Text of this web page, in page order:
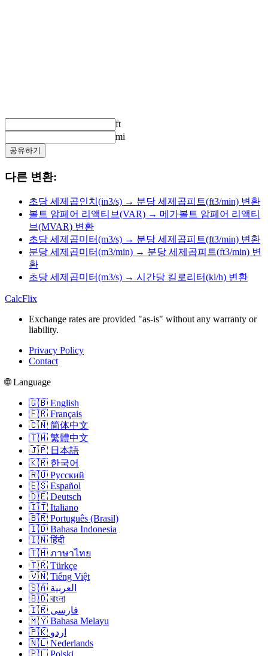
ft
mi
공유하기
다른 변환:
초당 세제곱인치(in3/s) → 분당 세제곱피트(ft3/min) 변환
볼트 암페어 리액티브(VAR) → 메가볼트 암페어 리액티
브(MVAR) 변환
초당 세제곱미터(m3/s) → 분당 세제곱피트(ft3/min) 변환
분당 세제곱미터(m3/min) → 분당 세제곱피트(ft3/min) 변
환
초당 세제곱미터(m3/s) → 시간당 킬로리터(kl/h) 변환
CalcFlix
Exchange rates are provided "as-is" without any warranty or
liability.
Privacy Policy
Contact
🌐 Language
🇬🇧 English
🇫🇷 Français
🇨🇳 简体中文
🇹🇼 繁體中文
🇯🇵 日本語
🇰🇷 한국어
🇷🇺 Русский
🇪🇸 Español
🇩🇪 Deutsch
🇮🇹 Italiano
🇧🇷 Português (Brasil)
🇮🇩 Bahasa Indonesia
🇮🇳 हिंदी
🇹🇭 ภาษาไทย
🇹🇷 Türkçe
🇻🇳 Tiếng Việt
🇸🇦 العربية
🇧🇩 বাংলা
🇮🇷 فارسی
🇲🇾 Bahasa Melayu
🇵🇰 اردو
🇳🇱 Nederlands